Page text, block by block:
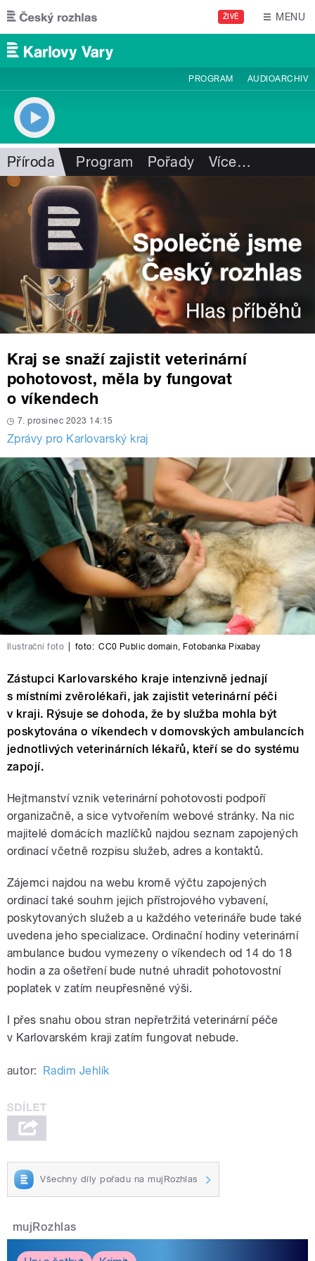
Přejít k hlavnímu obsahu
ŽIVĚ MENU
PROGRAM AUDIOARCHIV
Příroda Program Pořady Více…
Kraj se snaží zajistit veterinární
pohotovost, měla by fungovat
o víkendech
7. prosinec 2023 14:15
Zprávy pro Karlovarský kraj
Ilustrační foto foto: CC0 Public domain, Fotobanka Pixabay
Zástupci Karlovarského kraje intenzivně jednají
s místními zvěrolékaři, jak zajistit veterinární péči
v kraji. Rýsuje se dohoda, že by služba mohla být
poskytována o víkendech v domovských ambulancích
jednotlivých veterinárních lékařů, kteří se do systému
zapojí.
Hejtmanství vznik veterinární pohotovosti podpoří
organizačně, a sice vytvořením webové stránky. Na nic
majitelé domácích mazlíčků najdou seznam zapojených
ordinací včetně rozpisu služeb, adres a kontaktů.
Zájemci najdou na webu kromě výčtu zapojených
ordinací také souhrn jejich přístrojového vybavení,
poskytovaných služeb a u každého veterináře bude také
uvedena jeho specializace. Ordinační hodiny veterinární
ambulance budou vymezeny o víkendech od 14 do 18
hodin a za ošetření bude nutné uhradit pohotovostní
poplatek v zatím neupřesněné výši.
I přes snahu obou stran nepřetržitá veterinární péče
v Karlovarském kraji zatím fungovat nebude.
autor: Radim Jehlík
Všechny díly pořadu na mujRozhlas
mujRozhlas